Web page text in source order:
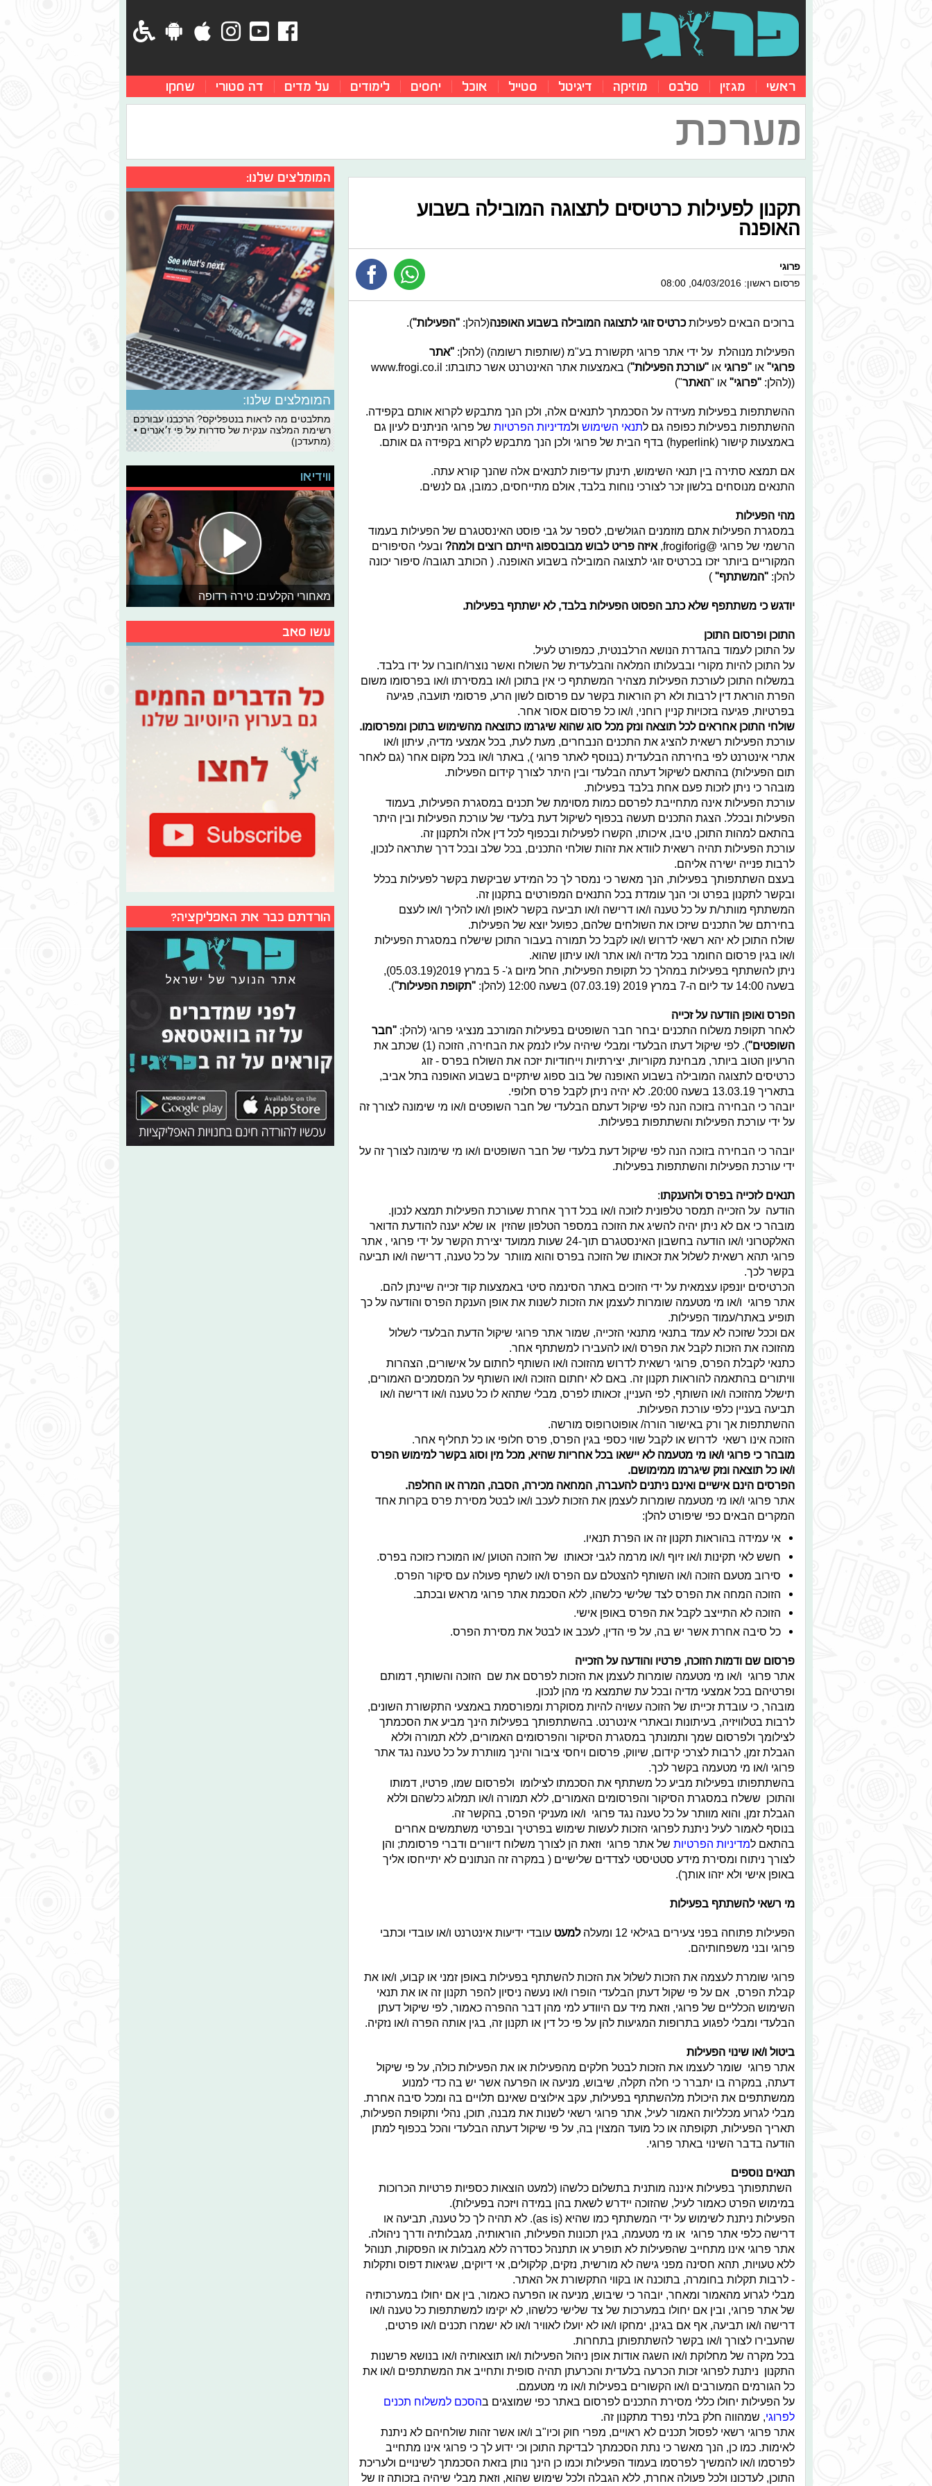
ראשי מגזין סלבס מוזיקה דיגיטל סטייל אוכל יחסים לימודים על מדים דה סטורי שחקו
מערכת
תקנון לפעילות כרטיסים לתצוגה המובילה בשבוע
האופנה
פרוגי
פרסום ראשון: 04/03/2016, 08:00
ברוכים הבאים לפעילותכרטיס זוגי לתצוגה המובילה בשבוע האופנה(להלן: "הפעילות").
הפעילות מנוהלת על ידי אתר פרוגי תקשורת בע"מ (שותפות רשומה) (להלן: "אתר
פרוגי" או "פרוגי או "עורכת הפעילות"
) באמצעות אתר האינטרנט אשר כתובתו: www.frogi.co.il
((להלן: "פרוגי" או "האתר")
ההשתתפות בפעילות מעידה על הסכמתך לתנאים אלה, ולכן הנך מתבקש לקרוא אותם בקפידה.
ההשתתפות בפעילות כפופה גם לתנאי השימוש ולמדיניות הפרטיות של פרוגי הניתנים לעיון גם
באמצעות קישור (hyperlink) בדף הבית של פרוגי ולכן הנך מתבקש לקרוא בקפידה גם אותם.
אם תמצא סתירה בין תנאי השימוש, תינתן עדיפות לתנאים אלה שהנך קורא עתה.
התנאים מנוסחים בלשון זכר לצורכי נוחות בלבד, אולם מתייחסים, כמובן, גם לנשים.
מהי הפעילות
במסגרת הפעילות אתם מוזמנים הגולשים, לספר על גבי פוסט האינסטגרם של הפעילות בעמוד
הרשמי של פרוגי @frogiforig,
איזה פריט לבוש מבובספוג הייתם רוצים ולמה? ובעלי הסיפורים
המקוריים ביותר יזכו בכרטיס זוגי לתצוגה המובילה בשבוע האופנה. ( הכותב תגובה/ סיפור יכונה
להלן: "המשתתף" )
יודגש כי משתתפף שלא כתב הפסוט הפעילות בלבד, לא ישתתף בפעילות.
התוכן ופרסום התוכן
על התוכן לעמוד בהגדרת הנושא הרלבנטית, כמפורט לעיל.
על התוכן להיות מקורי ובבעלותו המלאה והבלעדית של השולח ואשר נוצרו/חוברו על ידו בלבד.
במשלוח התוכן לעורכת הפעילות מצהיר המשתתף כי אין בתוכן ו/או במסירתו ו/או בפרסומו משום
הפרת הוראת דין לרבות ולא רק הוראות בקשר עם פרסום לשון הרע, פרסומי תועבה, פגיעה
בפרטיות, פגיעה בזכויות קניין רוחני, ו/או כל פרסום אסור אחר.
שולחי התוכן אחראים לכל תוצאה ונזק מכל סוג שהוא שיגרמו כתוצאה מהשימוש בתוכן ומפרסומו.
עורכת הפעילות רשאית להציג את התכנים הנבחרים, מעת לעת, בכל אמצעי מדיה, עיתון ו/או
אתרי אינטרנט לפי בחירתה הבלעדית (בנוסף לאתר פרוגי ), באתר ו/או בכל מקום אחר (גם לאחר
תום הפעילות) בהתאם לשיקול דעתה הבלעדי ובין היתר לצורך קידום הפעילות.
מובהר כי ניתן לזכות פעם אחת בלבד בפעילות.
עורכת הפעילות אינה מתחייבת לפרסם כמות מסוימת של תכנים במסגרת הפעילות, בעמוד
הפעילות ובכלל. הצגת התכנים תעשה בכפוף לשיקול דעת בלעדי של עורכת הפעילות ובין היתר
בהתאם למהות התוכן, טיבו, איכותו, הקשרו לפעילות ובכפוף לכל דין אלה ולתקנון זה.
עורכת הפעילות תהיה רשאית לוודא את זהות שולחי התכנים, בכל שלב ובכל דרך שתראה לנכון,
לרבות פנייה ישירה אליהם.
בעצם השתתפותך בפעילות, הנך מאשר כי נמסר לך כל המידע שביקשת בקשר לפעילות בכלל
ובקשר לתקנון בפרט וכי הנך עומדת בכל התנאים המפורטים בתקנון זה.
המשתתף מוותר/ת על כל טענה ו/או דרישה ו/או תביעה בקשר לאופן ו/או להליך ו/או לעצם
בחירתם של התכנים שיזכו את השולחים שלהם, כפועל יוצא של הפעילות.
שולח התוכן לא יהא רשאי לדרוש ו/או לקבל כל תמורה בעבור התוכן שישלח במסגרת הפעילות
ו/או בגין פרסום החומר בכל מדיה ו/או אתר ו/או עיתון שהוא.
ניתן להשתתף בפעילות במהלך כל תקופת הפעילות, החל מיום ג'- 5 במרץ 2019(05.03.19),
בשעה 14:00 עד ליום ה-7 במרץ 2019 (07.03.19) בשעה 12:00 (להלן:
"תקופת הפעילות").
הפרס ואופן הודעה על זכייה
לאחר תקופת משלוח התכנים יבחר חבר השופטים בפעילות המורכב מנציגי פרוגי (להלן: "חבר
השופטים"
). לפי שיקול דעתו הבלעדי ומבלי שיהיה עליו לנמק את הבחירה, הזוכה (1) שכתב את
הרעיון הטוב ביותר, מבחינת מקוריות, יצירתיות וייחודיות יזכה את השולח בפרס - זוג
כרטיסים לתצוגה המובילה בשבוע האופנה של בוב ספוג שיתקיים בשבוע האופנה בתל אביב,
בתאריך 13.03.19 בשעה 20:00. לא יהיה ניתן לקבל פרס חלופי.
יובהר כי הבחירה בזוכה הנה לפי שיקול דעתם הבלעדי של חבר השופטים ו/או מי שימונה לצורך זה
על ידי עורכת הפעילות והשתתפות בפעילות.
יובהר כי הבחירה בזוכה הנה לפי שיקול דעת בלעדי של חבר השופטים ו/או מי שימונה לצורך זה על
ידי עורכת הפעילות והשתתפות בפעילות.
תנאים לזכייה בפרס ולהענקתו:
הודעה על הזכייה תמסר טלפונית לזוכה ו/או בכל דרך אחרת שעורכת הפעילות תמצא לנכון.
מובהר כי אם לא ניתן יהיה להשיג את הזוכה במספר הטלפון שהזין או שלא יענה להודעת הדואר
האלקטרוני ו/או הודעה בחשבון האינסטגרם תוך-24 שעות ממועד יצירת הקשר על ידי פרוגי , אתר
פרוגי תהא רשאית לשלול את זכאותו של הזוכה בפרס והוא מוותר על כל טענה, דרישה ו/או תביעה
בקשר לכך.
הכרטיסים יונפקו עצמאית על ידי הזוכים באתר הסינמה סיטי באמצעות קוד זכייה שיינתן להם.
אתר פרוגי ו/או מי מטעמה שומרות לעצמן את הזכות לשנות את אופן הענקת הפרס והודעה על כך
תופיע באתר/עמוד הפעילות.
אם וככל שזוכה לא עמד בתנאי מתנאי הזכייה, שמור אתר פרוגי שיקול הדעת הבלעדי לשלול
מהזוכה את הזכות לקבל את הפרס ו/או להעבירו למשתתף אחר.
כתנאי לקבלת הפרס, פרוגי רשאית לדרוש מהזוכה ו/או השותף לחתום על אישורים, הצהרות
וויתורים בהתאמה להוראות תקנון זה. באם לא יחתום הזוכה ו/או השותף על המסמכים האמורים,
תישלל מהזוכה ו/או השותף, לפי העניין, זכאותו לפרס, מבלי שתהא לו כל טענה ו/או דרישה ו/או
תביעה בעניין כלפי עורכת הפעילות.
ההשתתפות אך ורק באישור הורה/ אופוטרופוס מורשה.
הזוכה אינו רשאי לדרוש או לקבל שווי כספי בגין הפרס, פרס חלופי או כל תחליף אחר.
מובהר כי פרוגי ו/או מי מטעמה לא יישאו בכל אחריות שהיא, מכל מין וסוג בקשר למימוש הפרס
ו/או כל תוצאה ונזק שיגרמו ממימושם.
הפרסים הינם אישיים ואינם ניתנים להעברה, המחאה מכירה, הסבה, המרה או החלפה.
אתר פרוגי ו/או מי מטעמה שומרות לעצמן את הזכות לעכב ו/או לבטל מסירת פרס בקרות אחד
המקרים הבאים כפי שיפורט להלן:
אי עמידה בהוראות תקנון זה או הפרת תנאיו.
חשש לאי תקינות ו/או זיוף ו/או מרמה לגבי זכאותו של הזוכה הטוען /או המוכרז כזוכה בפרס.
סירוב מטעם הזוכה ו/או השותף להצטלם עם הפרס ו/או לשתף פעולה עם סיקור הפרס.
הזוכה המחה את הפרס לצד שלישי כלשהו, ללא הסכמת אתר פרוגי מראש ובכתב.
הזוכה לא התייצב לקבל את הפרס באופן אישי.
כל סיבה אחרת אשר יש בה, על פי הדין, לעכב או לבטל את מסירת הפרס.
פרסום שם ודמות הזוכה, פרטיו והודעה על הזכייה
אתר פרוגי ו/או מי מטעמה שומרות לעצמן את הזכות לפרסם את שם הזוכה והשותף, דמותם
ופרטיהם בכל אמצעי מדיה ובכל עת שתמצא מי מהן לנכון.
מובהר, כי עובדת זכייתו של הזוכה עשויה להיות מסוקרת ומפורסמת באמצעי התקשורת השונים,
לרבות בטלוויזיה, בעיתונות ובאתרי אינטרנט. בהשתתפותך בפעילות הינך מביע את הסכמתך
לצילומך ולפרסום שמך ותמונתך במסגרת הסיקור והפרסומים האמורים, ללא תמורה וללא
הגבלת זמן, לרבות לצרכי קידום, שיווק, פרסום ויחסי ציבור והינך מוותרת על כל טענה נגד אתר
פרוגי ו/או מי מטעמה בקשר לכך.
בהשתתפותו בפעילות מביע כל משתתף את הסכמתו לצילומו ולפרסום שמו, פרטיו, דמותו
והתוכן ששלח במסגרת הסיקור והפרסומים האמורים, ללא תמורה ו/או תמלוג כלשהם וללא
הגבלת זמן, והוא מוותר על כל טענה נגד פרוגי ו/או מעניקי הפרס, בהקשר זה.
בנוסף לאמור לעיל ניתנת לפרוגי הזכות לעשות שימוש בפרטיך ובפרטי משתמשים אחרים
בהתאם למדיניות הפרטיות של אתר פרוגי וזאת הן לצורך משלוח דיוורים ודברי פרסומת; והן
לצורך ניתוח ומסירת מידע סטטיסטי לצדדים שלישיים ( במקרה זה הנתונים לא יתייחסו אליך
באופן אישי ולא יזהו אותך).
מי רשאי להשתתף בפעילות
הפעילות פתוחה בפני צעירים בגילאי 12 ומעלה למעט עובדי ידיעות אינטרנט ו/או עובדי וכתבי
פרוגי ובני משפחותיהם.
פרוגי שומרת לעצמה את הזכות לשלול את הזכות להשתתף בפעילות באופן זמני או קבוע, ו/או את
קבלת הפרס, אם על פי שקול דעתן הבלעדי הופרו ו/או נעשה ניסיון להפר תקנון זה או את תנאי
השימוש הכלליים של פרוגי, וזאת מיד עם היוודע למי מהן דבר ההפרה כאמור, לפי שיקול דעתן
הבלעדי ומבלי לפגוע בתרופות המגיעות להן על פי כל דין או תקנון זה, בגין אותה הפרה ו/או נזקיה.
ביטול ו/או שינוי הפעילות
אתר פרוגי שומר לעצמו את הזכות לבטל חלקים מהפעילות או את הפעילות כולה, על פי שיקול
דעתה, במקרה בו יתברר כי חלה תקלה, שיבוש, מניעה או הפרעה אשר יש בה כדי למנוע
ממשתתפים את היכולת מלהשתתף בפעילות, עקב אילוצים שאינם תלויים בה ומכל סיבה אחרת.
מבלי לגרוע מכלליות האמור לעיל, אתר פרוגי רשאי לשנות את מבנה, תוכן, נהלי ותקופת הפעילות,
תאריך הפעילות, תקופתה או כל מועד המצוין בה, על פי שיקול דעתה הבלעדי והכל בכפוף למתן
הודעה בדבר השינוי באתר פרוגי.
תנאים נוספים
השתתפותך בפעילות איננה מותנית בתשלום כלשהו (למעט הוצאות כספיות פרטיות הכרוכות
במימוש הפרט כאמור לעיל, שהזוכה יידרש לשאת בהן במידה ויזכה בפעילות).
הפעילות ניתנת לשימוש על ידי המשתתף כמו שהיא (as is). לא תהיה לך כל טענה, תביעה או
דרישה כלפי אתר פרוגי או מי מטעמה, בגין תכונות הפעילות, הוראותיה, מגבלותיה ודרך ניהולה.
אתר פרוגי אינו מתחייב שהפעילות לא תופרע או תתנהל כסדרה ללא מגבלות או הפסקות, תנוהל
ללא טעויות, תהא חסינה מפני גישה לא מורשית, נזקים, קלקולים, אי דיוקים, שגיאות דפוס ותקלות
- לרבות תקלות בחומרה, בתוכנה או בקווי התקשורת אל האתר.
מבלי לגרוע מהאמור ומאחר, יובהר כי שיבוש, מניעה או הפרעה כאמור, בין אם יחולו במערכותיה
של אתר פרוגי, ובין אם יחולו במערכות של צד שלישי כלשהו, לא יקימו למשתתפות כל טענה ו/או
דרישה ו/או תביעה, אף אם בגינן, ימחקו ו/או לא יועלו לאוויר ו/או לא ישמרו תכנים ו/או פרטים,
שהעבירו לצורך ו/או בקשר להשתתפותן בתחרות.
בכל מקרה של מחלוקת ו/או השגה אודות אופן ניהול הפעילות ו/או תוצאותיה ו/או בנושא פרשנות
התקנון ניתנת לפרוגי זכות הכרעה בלעדית והכרעתן תהיה סופית ותחייב את המשתתפים ו/או את
כל הגורמים המעורבים ו/או הקשורים בפעילות ו/או מי מטעמם.
על הפעילות יחולו כללי מסירת התכנים לפרסום באתר כפי שמוצגים בהסכם למשלוח תכנים
לפרוגי, שמהווה חלק בלתי נפרד מתקנון זה.
אתר פרוגי רשאי לפסול תכנים לא ראויים, מפרי חוק וכיו"ב ו/או אשר זהות שולחיהם לא ניתנת
לאימות. כמו כן, הנך מאשר כי נתת הסכמתך לבדיקת התוכן וכי ידוע לך כי פרוגי אינו מתחייב
לפרסמו ו/או להמשיך לפרסמו בעמוד הפעילות וכמו כן הינך נותן בזאת הסכמתך לשינויים ולעריכת
התוכן, לעדכונו ולכל פעולה אחרת, ללא הגבלה ולכל שימוש שהוא, וזאת מבלי שיהיה בזכותה זו של
המומלצים שלנו:
המומלצים שלנו:
מתלבטים מה לראות בנטפליקס? הרכבנו עבורכם
רשימת המלצה ענקית של סדרות על פי ז׳אנרים •
(מתעדכן)
ווידיאו
מאחורי הקלעים: טירה רדופה
עשו סאב
הורדתם כבר את האפליקציה?